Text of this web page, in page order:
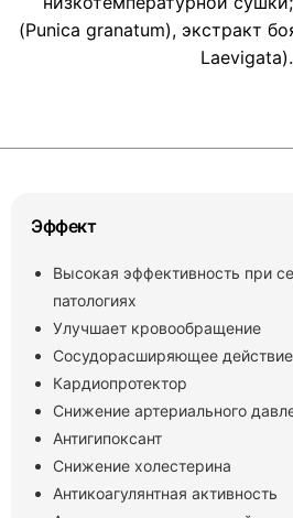
(Punica granatum), экстракт
Laevigata).
Эффект
Высокая эффективность при
патологиях
Улучшает кровообращение
Сосудорасширяющее действие
Кардиопротектор
Снижение артериального
Антигипоксант
Снижение холестерина
Антикоагулянтная активность